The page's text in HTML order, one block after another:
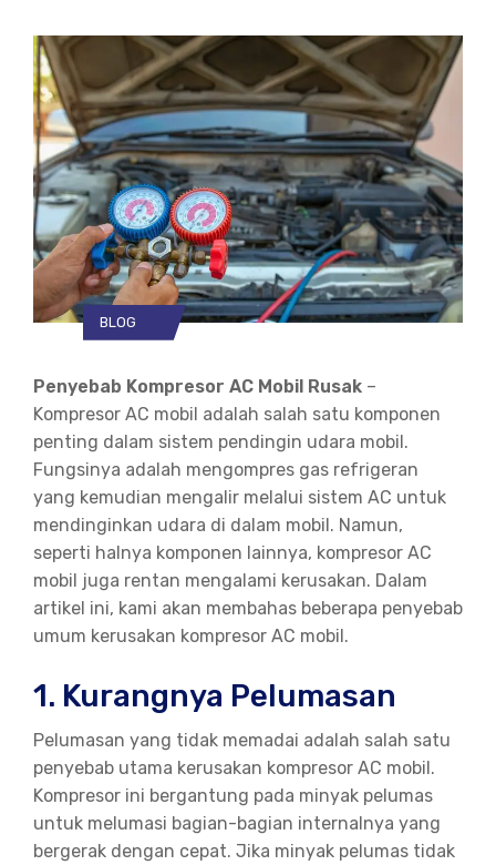
BLOG
Penyebab Kompresor AC Mobil Rusak –
Kompresor AC mobil adalah salah satu komponen
penting dalam sistem pendingin udara mobil.
Fungsinya adalah mengompres gas refrigeran
yang kemudian mengalir melalui sistem AC untuk
mendinginkan udara di dalam mobil. Namun,
seperti halnya komponen lainnya, kompresor AC
mobil juga rentan mengalami kerusakan. Dalam
artikel ini, kami akan membahas beberapa penyebab
umum kerusakan kompresor AC mobil.
1. Kurangnya Pelumasan
Pelumasan yang tidak memadai adalah salah satu
penyebab utama kerusakan kompresor AC mobil.
Kompresor ini bergantung pada minyak pelumas
untuk melumasi bagian-bagian internalnya yang
bergerak dengan cepat. Jika minyak pelumas tidak